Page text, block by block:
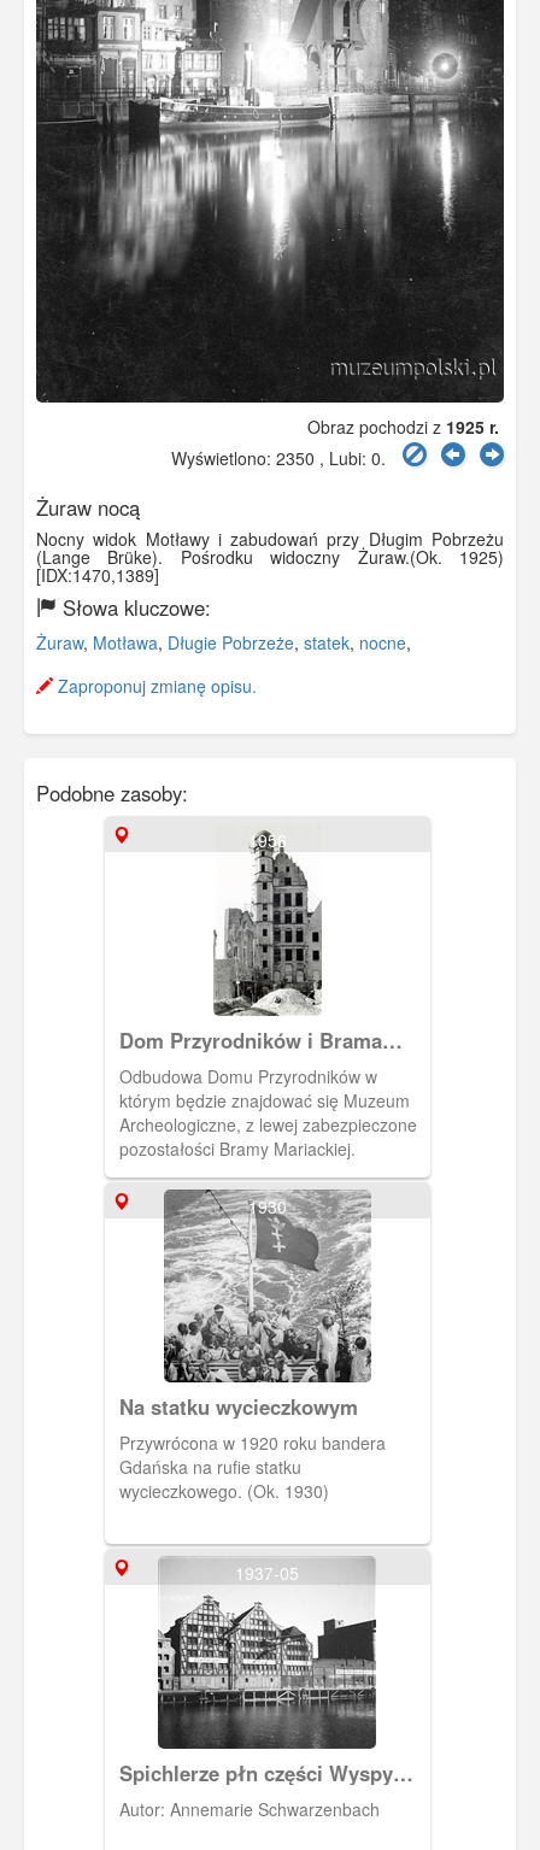
Obraz pochodzi z 1925 r.
Wyświetlono: 2350 , Lubi: 0.
Żuraw nocą
Nocny widok Motławy i zabudowań przy Długim Pobrzeżu
(Lange Brüke). Pośrodku widoczny Żuraw.(Ok. 1925)
[IDX:1470,1389]
Słowa kluczowe:
Żuraw, Motława, Długie Pobrzeże, statek, nocne,
Zaproponuj zmianę opisu.
Podobne zasoby:
1956
Dom Przyrodników i Brama
Mariacka
Odbudowa Domu Przyrodników w
którym będzie znajdować się Muzeum
Archeologiczne, z lewej zabezpieczone
pozostałości Bramy Mariackiej.
1930
Na statku wycieczkowym
Przywrócona w 1920 roku bandera
Gdańska na rufie statku
wycieczkowego. (Ok. 1930)
1937-05
Spichlerze płn części Wyspy
Spichrzów
Autor: Annemarie Schwarzenbach